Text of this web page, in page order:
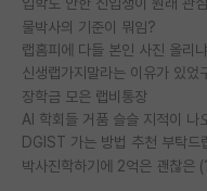
입학도 안한 신입생이 원래 관
물박사의 기준이 뭐임?
랩홈피에 다들 본인 사진 올리냐
신생랩가지말라는 이유가 있었
장학금 모은 랩비통장
AI 학회들 거품 슬슬 지적이 나
DGIST 가는 방법 추천 부탁드